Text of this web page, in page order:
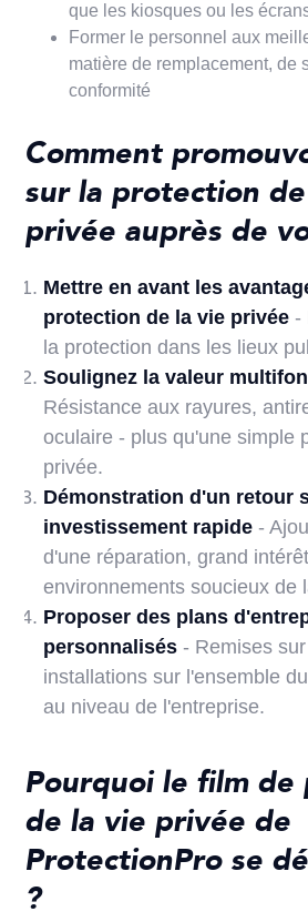
que les kiosques ou les
Former le personnel aux
matière de remplacement, de
conformité
Comment
sur la protection
privée auprès de
Mettre en avant les
protection de la vie privée -
la protection dans les lieux
Soulignez la valeur
Résistance aux rayures,
oculaire - plus qu'une simple
privée.
Démonstration d'un retour
investissement rapide -
d'une réparation, grand
environnements soucieux de
Proposer des plans
personnalisés - Remises
installations sur l'ensemble
au niveau de l'entreprise.
Pourquoi le film
de la vie privée de
ProtectionPro se
?